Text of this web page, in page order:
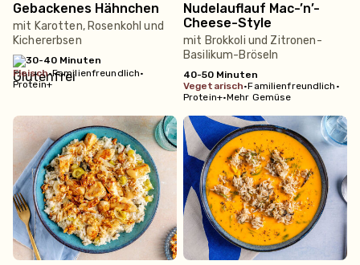
Gebackenes Hähnchen
mit Karotten, Rosenkohl und
Kichererbsen
30-40 Minuten
fleisch•Familienfreundlich•
Protein+
Nudelauflauf Mac-’n’-
Cheese-Style
mit Brokkoli und Zitronen-
Basilikum-Bröseln
40-50 Minuten
vegetarisch•Familienfreundlich •
Protein+•Mehr Gemüse